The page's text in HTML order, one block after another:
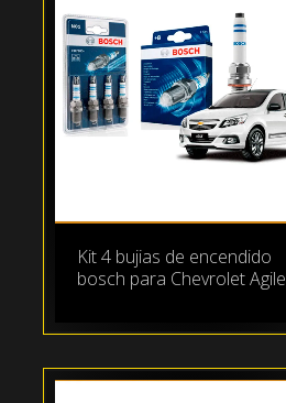
Kit 4 bujias de encendido
bosch para Chevrolet Agile